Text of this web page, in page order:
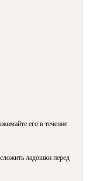
его в течение
ладошки перед